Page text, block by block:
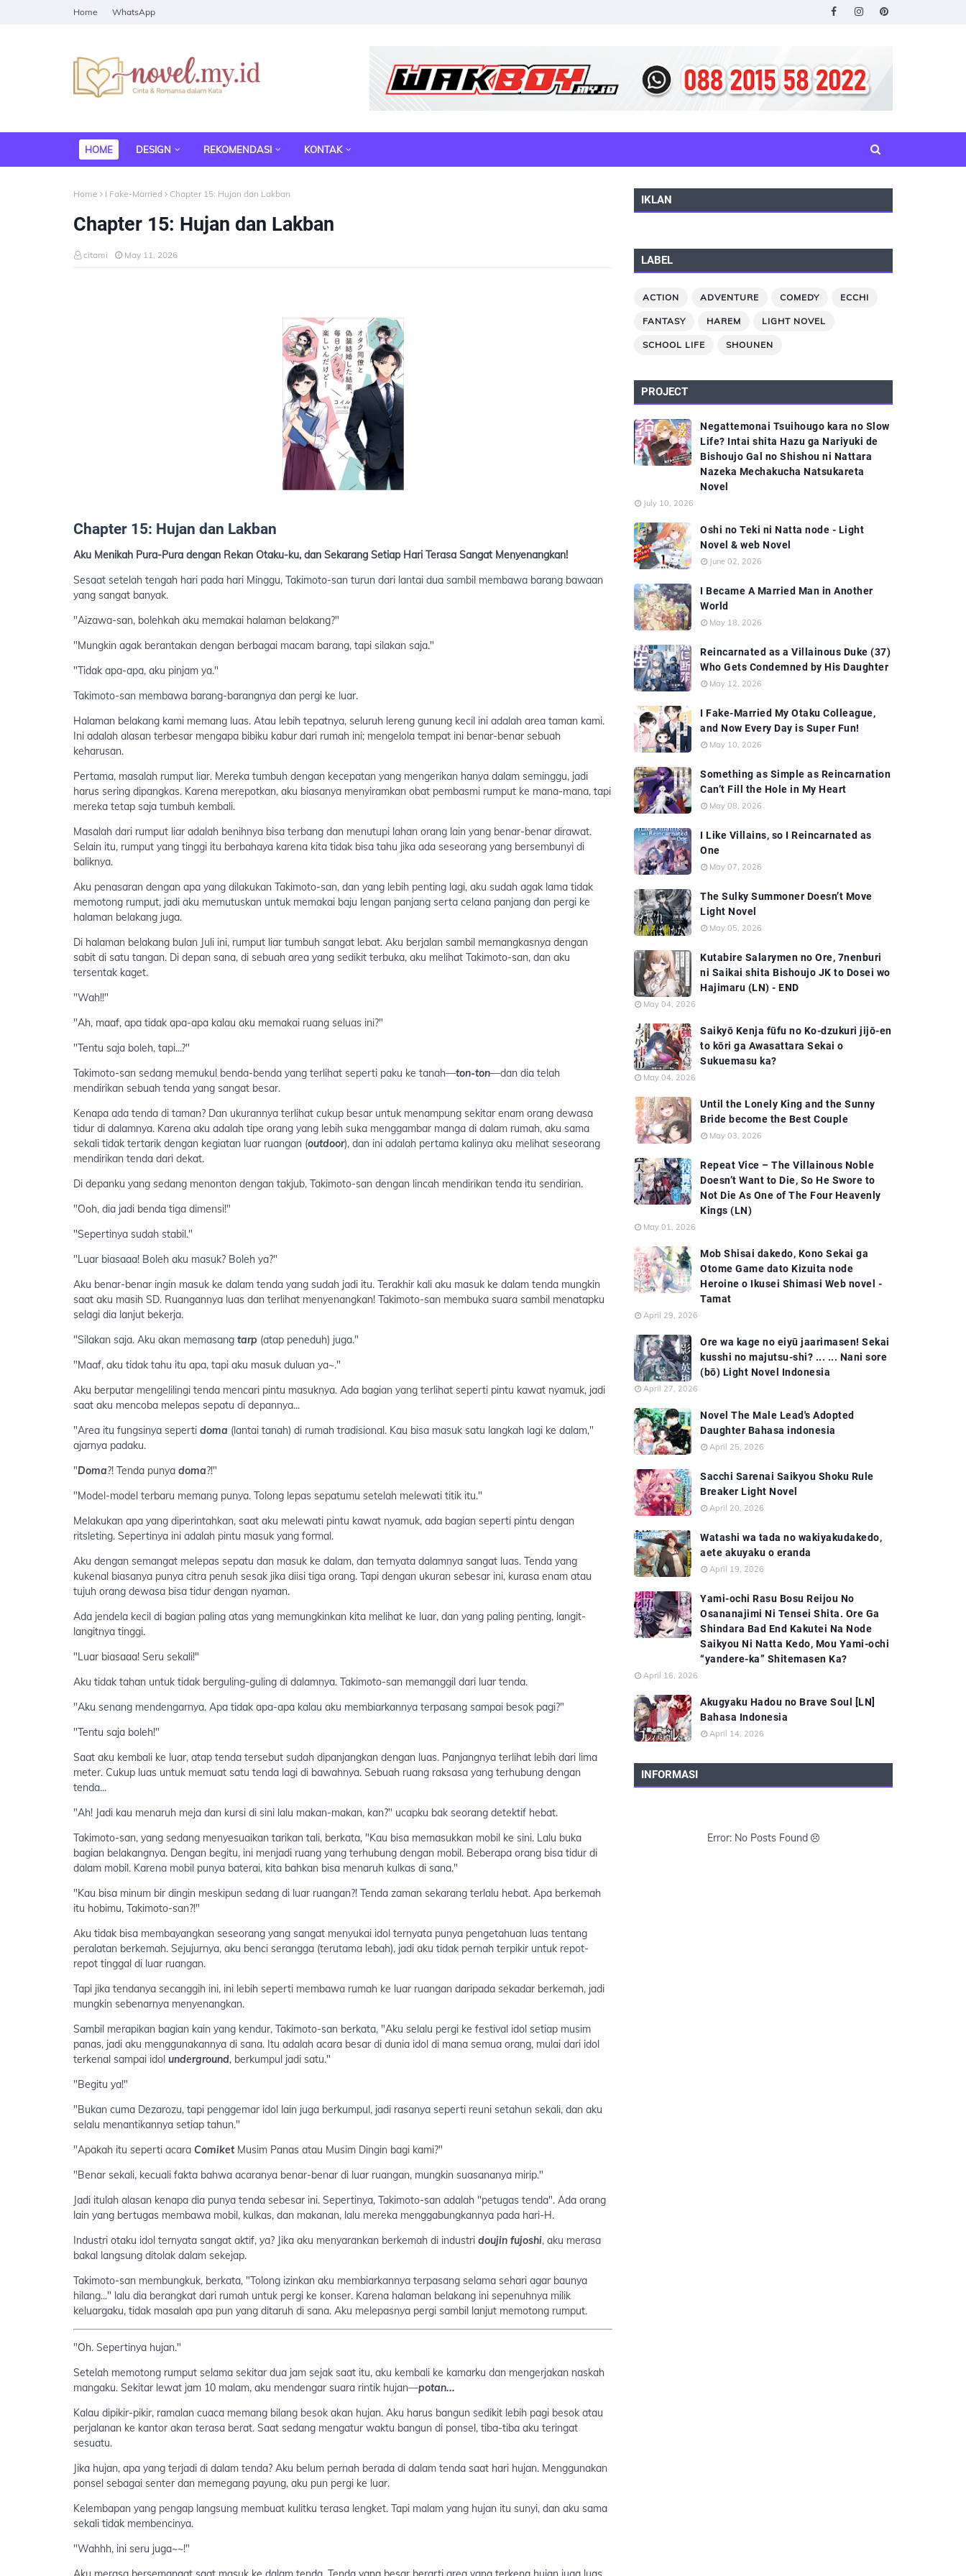
Home WhatsApp
HOME DESIGN REKOMENDASI KONTAK
Home I Fake-Married Chapter 15: Hujan dan Lakban
Chapter 15: Hujan dan Lakban
citami May 11, 2026
Chapter 15: Hujan dan Lakban
Aku Menikah Pura-Pura dengan Rekan Otaku-ku, dan Sekarang Setiap Hari Terasa Sangat Menyenangkan!
Sesaat setelah tengah hari pada hari Minggu, Takimoto-san turun dari lantai dua sambil membawa barang bawaan
yang sangat banyak.
"Aizawa-san, bolehkah aku memakai halaman belakang?"
"Mungkin agak berantakan dengan berbagai macam barang, tapi silakan saja."
"Tidak apa-apa, aku pinjam ya."
Takimoto-san membawa barang-barangnya dan pergi ke luar.
Halaman belakang kami memang luas. Atau lebih tepatnya, seluruh lereng gunung kecil ini adalah area taman kami.
Ini adalah alasan terbesar mengapa bibiku kabur dari rumah ini; mengelola tempat ini benar-benar sebuah
keharusan.
Pertama, masalah rumput liar. Mereka tumbuh dengan kecepatan yang mengerikan hanya dalam seminggu, jadi
harus sering dipangkas. Karena merepotkan, aku biasanya menyiramkan obat pembasmi rumput ke mana-mana, tapi
mereka tetap saja tumbuh kembali.
Masalah dari rumput liar adalah benihnya bisa terbang dan menutupi lahan orang lain yang benar-benar dirawat.
Selain itu, rumput yang tinggi itu berbahaya karena kita tidak bisa tahu jika ada seseorang yang bersembunyi di
baliknya.
Aku penasaran dengan apa yang dilakukan Takimoto-san, dan yang lebih penting lagi, aku sudah agak lama tidak
memotong rumput, jadi aku memutuskan untuk memakai baju lengan panjang serta celana panjang dan pergi ke
halaman belakang juga.
Di halaman belakang bulan Juli ini, rumput liar tumbuh sangat lebat. Aku berjalan sambil memangkasnya dengan
sabit di satu tangan. Di depan sana, di sebuah area yang sedikit terbuka, aku melihat Takimoto-san, dan aku
tersentak kaget.
"Wah!!"
"Ah, maaf, apa tidak apa-apa kalau aku memakai ruang seluas ini?"
"Tentu saja boleh, tapi...?"
Takimoto-san sedang memukul benda-benda yang terlihat seperti paku ke tanah—ton-ton—dan dia telah
mendirikan sebuah tenda yang sangat besar.
Kenapa ada tenda di taman? Dan ukurannya terlihat cukup besar untuk menampung sekitar enam orang dewasa
tidur di dalamnya. Karena aku adalah tipe orang yang lebih suka menggambar manga di dalam rumah, aku sama
sekali tidak tertarik dengan kegiatan luar ruangan (outdoor), dan ini adalah pertama kalinya aku melihat seseorang
mendirikan tenda dari dekat.
Di depanku yang sedang menonton dengan takjub, Takimoto-san dengan lincah mendirikan tenda itu sendirian.
"Ooh, dia jadi benda tiga dimensi!"
"Sepertinya sudah stabil."
"Luar biasaaa! Boleh aku masuk? Boleh ya?"
Aku benar-benar ingin masuk ke dalam tenda yang sudah jadi itu. Terakhir kali aku masuk ke dalam tenda mungkin
saat aku masih SD. Ruangannya luas dan terlihat menyenangkan! Takimoto-san membuka suara sambil menatapku
selagi dia lanjut bekerja.
"Silakan saja. Aku akan memasang tarp (atap peneduh) juga."
"Maaf, aku tidak tahu itu apa, tapi aku masuk duluan ya~."
Aku berputar mengelilingi tenda mencari pintu masuknya. Ada bagian yang terlihat seperti pintu kawat nyamuk, jadi
saat aku mencoba melepas sepatu di depannya...
"Area itu fungsinya seperti doma (lantai tanah) di rumah tradisional. Kau bisa masuk satu langkah lagi ke dalam,"
ajarnya padaku.
"Doma?! Tenda punya doma?!"
"Model-model terbaru memang punya. Tolong lepas sepatumu setelah melewati titik itu."
Melakukan apa yang diperintahkan, saat aku melewati pintu kawat nyamuk, ada bagian seperti pintu dengan
ritsleting. Sepertinya ini adalah pintu masuk yang formal.
Aku dengan semangat melepas sepatu dan masuk ke dalam, dan ternyata dalamnya sangat luas. Tenda yang
kukenal biasanya punya citra penuh sesak jika diisi tiga orang. Tapi dengan ukuran sebesar ini, kurasa enam atau
tujuh orang dewasa bisa tidur dengan nyaman.
Ada jendela kecil di bagian paling atas yang memungkinkan kita melihat ke luar, dan yang paling penting, langit-
langitnya tinggi.
"Luar biasaaa! Seru sekali!"
Aku tidak tahan untuk tidak berguling-guling di dalamnya. Takimoto-san memanggil dari luar tenda.
"Aku senang mendengarnya. Apa tidak apa-apa kalau aku membiarkannya terpasang sampai besok pagi?"
"Tentu saja boleh!"
Saat aku kembali ke luar, atap tenda tersebut sudah dipanjangkan dengan luas. Panjangnya terlihat lebih dari lima
meter. Cukup luas untuk memuat satu tenda lagi di bawahnya. Sebuah ruang raksasa yang terhubung dengan
tenda...
"Ah! Jadi kau menaruh meja dan kursi di sini lalu makan-makan, kan?" ucapku bak seorang detektif hebat.
Takimoto-san, yang sedang menyesuaikan tarikan tali, berkata, "Kau bisa memasukkan mobil ke sini. Lalu buka
bagian belakangnya. Dengan begitu, ini menjadi ruang yang terhubung dengan mobil. Beberapa orang bisa tidur di
dalam mobil. Karena mobil punya baterai, kita bahkan bisa menaruh kulkas di sana."
"Kau bisa minum bir dingin meskipun sedang di luar ruangan?! Tenda zaman sekarang terlalu hebat. Apa berkemah
itu hobimu, Takimoto-san?!"
Aku tidak bisa membayangkan seseorang yang sangat menyukai idol ternyata punya pengetahuan luas tentang
peralatan berkemah. Sejujurnya, aku benci serangga (terutama lebah), jadi aku tidak pernah terpikir untuk repot-
repot tinggal di luar ruangan.
Tapi jika tendanya secanggih ini, ini lebih seperti membawa rumah ke luar ruangan daripada sekadar berkemah, jadi
mungkin sebenarnya menyenangkan.
Sambil merapikan bagian kain yang kendur, Takimoto-san berkata, "Aku selalu pergi ke festival idol setiap musim
panas, jadi aku menggunakannya di sana. Itu adalah acara besar di dunia idol di mana semua orang, mulai dari idol
terkenal sampai idol underground, berkumpul jadi satu."
"Begitu ya!"
"Bukan cuma Dezarozu, tapi penggemar idol lain juga berkumpul, jadi rasanya seperti reuni setahun sekali, dan aku
selalu menantikannya setiap tahun."
"Apakah itu seperti acara ComiketMusim Panas atau Musim Dingin bagi kami?"
"Benar sekali, kecuali fakta bahwa acaranya benar-benar di luar ruangan, mungkin suasananya mirip."
Jadi itulah alasan kenapa dia punya tenda sebesar ini. Sepertinya, Takimoto-san adalah "petugas tenda". Ada orang
lain yang bertugas membawa mobil, kulkas, dan makanan, lalu mereka menggabungkannya pada hari-H.
Industri otaku idol ternyata sangat aktif, ya? Jika aku menyarankan berkemah di industri doujin fujoshi, aku merasa
bakal langsung ditolak dalam sekejap.
Takimoto-san membungkuk, berkata, "Tolong izinkan aku membiarkannya terpasang selama sehari agar baunya
hilang..." lalu dia berangkat dari rumah untuk pergi ke konser. Karena halaman belakang ini sepenuhnya milik
keluargaku, tidak masalah apa pun yang ditaruh di sana. Aku melepasnya pergi sambil lanjut memotong rumput.
"Oh. Sepertinya hujan."
Setelah memotong rumput selama sekitar dua jam sejak saat itu, aku kembali ke kamarku dan mengerjakan naskah
mangaku. Sekitar lewat jam 10 malam, aku mendengar suara rintik hujan—potan...
Kalau dipikir-pikir, ramalan cuaca memang bilang besok akan hujan. Aku harus bangun sedikit lebih pagi besok atau
perjalanan ke kantor akan terasa berat. Saat sedang mengatur waktu bangun di ponsel, tiba-tiba aku teringat
sesuatu.
Jika hujan, apa yang terjadi di dalam tenda? Aku belum pernah berada di dalam tenda saat hari hujan. Menggunakan
ponsel sebagai senter dan memegang payung, aku pun pergi ke luar.
Kelembapan yang pengap langsung membuat kulitku terasa lengket. Tapi malam yang hujan itu sunyi, dan aku sama
sekali tidak membencinya.
"Wahhh, ini seru juga~~!"
IKLAN
LABEL
ACTION ADVENTURE COMEDY ECCHI
FANTASY HAREM LIGHT NOVEL
SCHOOL LIFE SHOUNEN
PROJECT
Negattemonai Tsuihougo kara no Slow
Life? Intai shita Hazu ga Nariyuki de
Bishoujo Gal no Shishou ni Nattara
Nazeka Mechakucha Natsukareta
Novel
July 10, 2026
Oshi no Teki ni Natta node - Light
Novel & web Novel
June 02, 2026
I Became A Married Man in Another
World
May 18, 2026
Reincarnated as a Villainous Duke (37)
Who Gets Condemned by His Daughter
May 12, 2026
I Fake-Married My Otaku Colleague,
and Now Every Day is Super Fun!
May 10, 2026
Something as Simple as Reincarnation
Can’t Fill the Hole in My Heart
May 08, 2026
I Like Villains, so I Reincarnated as
One
May 07, 2026
The Sulky Summoner Doesn’t Move
Light Novel
May 05, 2026
Kutabire Salarymen no Ore, 7nenburi
ni Saikai shita Bishoujo JK to Dosei wo
Hajimaru (LN) - END
May 04, 2026
Saikyō Kenja fūfu no Ko-dzukuri jijō-en
to kōri ga Awasattara Sekai o
Sukuemasu ka?
May 04, 2026
Until the Lonely King and the Sunny
Bride become the Best Couple
May 03, 2026
Repeat Vice – The Villainous Noble
Doesn’t Want to Die, So He Swore to
Not Die As One of The Four Heavenly
Kings (LN)
May 01, 2026
Mob Shisai dakedo, Kono Sekai ga
Otome Game dato Kizuita node
Heroine o Ikusei Shimasi Web novel -
Tamat
April 29, 2026
Ore wa kage no eiyū jaarimasen! Sekai
kusshi no majutsu-shi? ... ... Nani sore
(bō) Light Novel Indonesia
April 27, 2026
Novel The Male Lead's Adopted
Daughter Bahasa indonesia
April 25, 2026
Sacchi Sarenai Saikyou Shoku Rule
Breaker Light Novel
April 20, 2026
Watashi wa tada no wakiyakudakedo,
aete akuyaku o eranda
April 19, 2026
Yami-ochi Rasu Bosu Reijou No
Osananajimi Ni Tensei Shita. Ore Ga
Shindara Bad End Kakutei Na Node
Saikyou Ni Natta Kedo, Mou Yami-ochi
“yandere-ka” Shitemasen Ka?
April 16, 2026
Akugyaku Hadou no Brave Soul [LN]
Bahasa Indonesia
April 14, 2026
INFORMASI
Error: No Posts Found